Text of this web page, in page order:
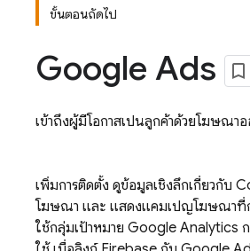
ขั้นตอนถัดไป
Google Ads
เข้าถึงผู้มีโอกาสเป็นลูกค้าด้วยโฆษณา
เพิ่มการติดตั้ง ดูข้อมูลเชิงลึกเกี่ยวกับ
โฆษณา และ แสดงแคมเปญโฆษณาที่ก
ใช้กลุ่มเป้าหมาย Google Analytics